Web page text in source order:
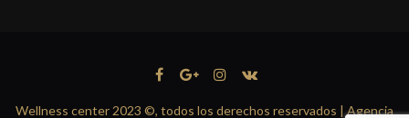
Wellness center 2023 ©, todos los derechos reservados | Agencia